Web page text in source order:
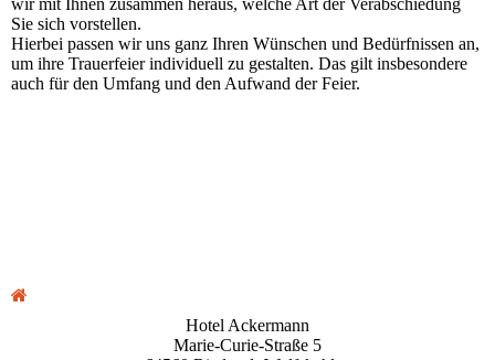
Sie sich vorstellen.
Hierbei passen wir uns ganz Ihren Wünschen und Bedürfnissen an,
um ihre Trauerfeier individuell zu gestalten. Das gilt insbesondere
auch für den Umfang und den Aufwand der Feier.
Hotel Ackermann
Marie-Curie-Straße 5